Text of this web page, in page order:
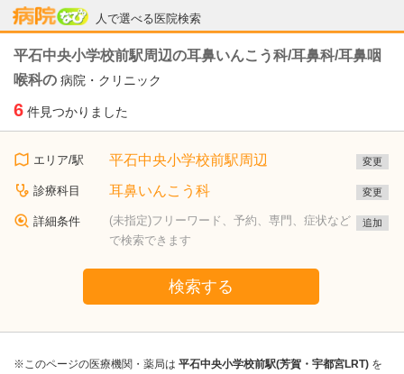
人で選べる医院検索
病院なび
平石中央小学校前駅周辺の耳鼻いんこう科/耳鼻科/耳鼻咽
喉科の 病院・クリニック
6 件見つかりました
エリア/駅 平石中央小学校前駅周辺 変更
診療科目 耳鼻いんこう科 変更
詳細条件
(未指定)フリーワード、予約、専門、症状など
で検索できます
追加
検索する
※このページの医療機関・薬局は 平石中央小学校前駅(芳賀・宇都宮LRT) を